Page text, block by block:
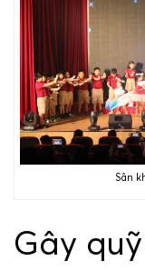
Sân
Gây